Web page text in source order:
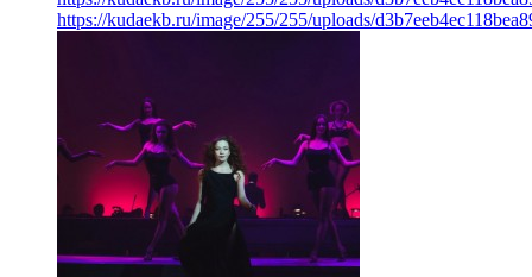
https://kudaekb.ru/image/255/255/uploads/